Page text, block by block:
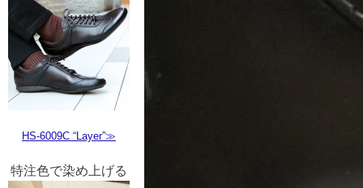
HS-6009C “Layer”≫
特注色で染め上げる